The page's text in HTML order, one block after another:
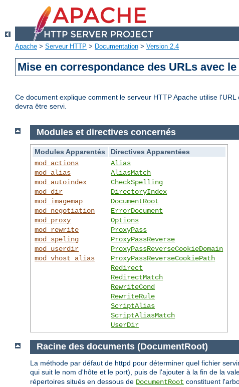
Apache > Serveur HTTP > Documentation > Version 2.4
Mise en correspondance des URLs avec
Ce document explique comment le serveur HTTP Apache utilise
devra être servi.
Modules et directives concernés
Modules Apparentés
Directives Apparentées
mod_actions
mod_alias
mod_autoindex
mod_dir
mod_imagemap
mod_negotiation
mod_proxy
mod_rewrite
mod_speling
mod_userdir
mod_vhost_alias
Alias
AliasMatch
CheckSpelling
DirectoryIndex
DocumentRoot
ErrorDocument
Options
ProxyPass
ProxyPassReverse
ProxyPassReverseCookieDomain
ProxyPassReverseCookiePath
Redirect
RedirectMatch
RewriteCond
RewriteRule
ScriptAlias
ScriptAliasMatch
UserDir
Racine des documents (DocumentRoot)
La méthode par défaut de httpd pour déterminer quel fichier
qui suit le nom d'hôte et le port), puis de l'ajouter à la fin de la
répertoires situés en dessous de DocumentRoot constituent